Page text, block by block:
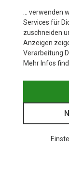
… verwenden
Services für
zuschneiden
Anzeigen
Verarbeitung
Mehr Infos